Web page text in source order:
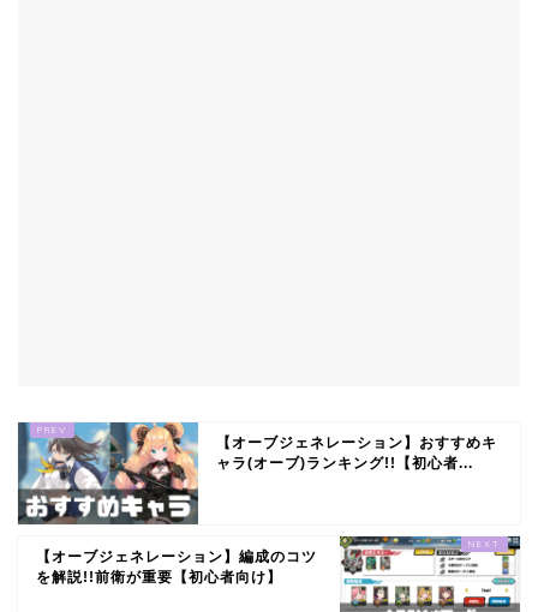
【オーブジェネレーション】おすすめキ
ャラ(オーブ)ランキング!!【初心者...
【オーブジェネレーション】編成のコツ
を解説!!前衛が重要【初心者向け】